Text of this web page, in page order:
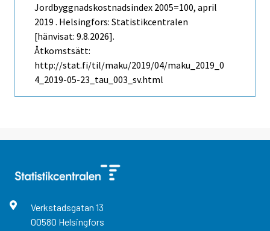
Jordbyggnadskostnadsindex 2005=100, april
2019 . Helsingfors: Statistikcentralen
[hänvisat: 9.8.2026].
Åtkomstsätt:
http://stat.fi/til/maku/2019/04/maku_2019_0
4_2019-05-23_tau_003_sv.html
Verkstadsgatan 13
00580 Helsingfors